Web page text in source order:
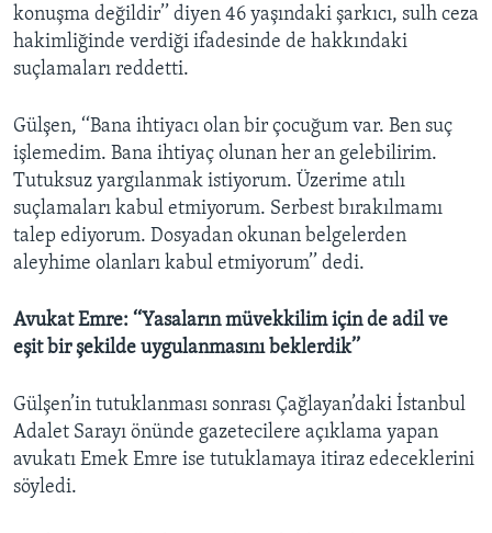
konuşma değildir’’ diyen 46 yaşındaki şarkıcı, sulh ceza
hakimliğinde verdiği ifadesinde de hakkındaki
suçlamaları reddetti.
Gülşen, ‘‘Bana ihtiyacı olan bir çocuğum var. Ben suç
işlemedim. Bana ihtiyaç olunan her an gelebilirim.
Tutuksuz yargılanmak istiyorum. Üzerime atılı
suçlamaları kabul etmiyorum. Serbest bırakılmamı
talep ediyorum. Dosyadan okunan belgelerden
aleyhime olanları kabul etmiyorum’’ dedi.
Avukat Emre: ‘‘Yasaların müvekkilim için de adil ve
eşit bir şekilde uygulanmasını beklerdik’’
Gülşen’in tutuklanması sonrası Çağlayan’daki İstanbul
Adalet Sarayı önünde gazetecilere açıklama yapan
avukatı Emek Emre ise tutuklamaya itiraz edeceklerini
söyledi.